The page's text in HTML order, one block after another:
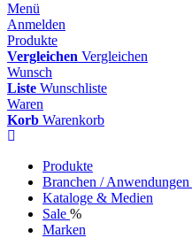
Menü
Anmelden
Produkte
Vergleichen Vergleichen
Wunsch
Liste Wunschliste
Waren
Korb Warenkorb
Produkte
Branchen / Anwendungen
Kataloge & Medien
Sale %
Marken